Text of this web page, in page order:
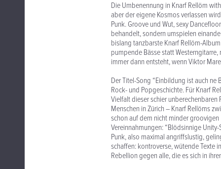
Die Umbenennung in Knarf Rellöm
aber der eigene Kosmos verlassen
Punk. Groove und Wut, sexy
behandelt, sondern umspielen
bislang tanzbarste Knarf Rellöm-
pumpende Bässe statt
immer dann entsteht, wenn Viktor
Der Titel-Song “Einbildung ist auch
Rock- und Popgeschichte. Für Knarf
Vielfalt dieser schier unberechenbaren
Menschen in Zürich – Knarf Rellöms
schon auf dem nicht minder groovigen
Vereinnahmungen: “Blödsinnige
Punk, also maximal angriffslustig,
schaffen: kontroverse, wütende Texte
Rebellion gegen alle, die es sich in